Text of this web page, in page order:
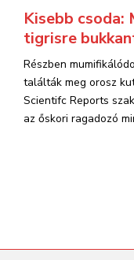
Kisebb
tigrisre
Részben
találták meg orosz
Scientifc Reports
az őskori ragadozó